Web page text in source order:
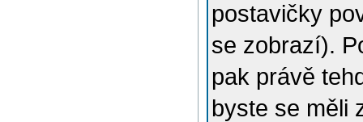
postavičky
se zobrazí).
pak právě
byste se měli